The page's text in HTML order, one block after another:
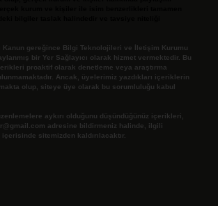
Kanun gereğince Bilgi Teknolojileri ve İletişim Kurumu
bir Yer Sağlayıcı olarak hizmet vermektedir. Bu
proaktif olarak denetleme veya araştırma
Ancak, üyelerimiz yazdıkları içeriklerin
olup, siteye üye olarak bu sorumluluğu kabul
aykırı olduğunu düşündüğünüz içerikleri,
adresine bildirmeniz halinde, ilgili
sitemizden kaldırılacaktır.